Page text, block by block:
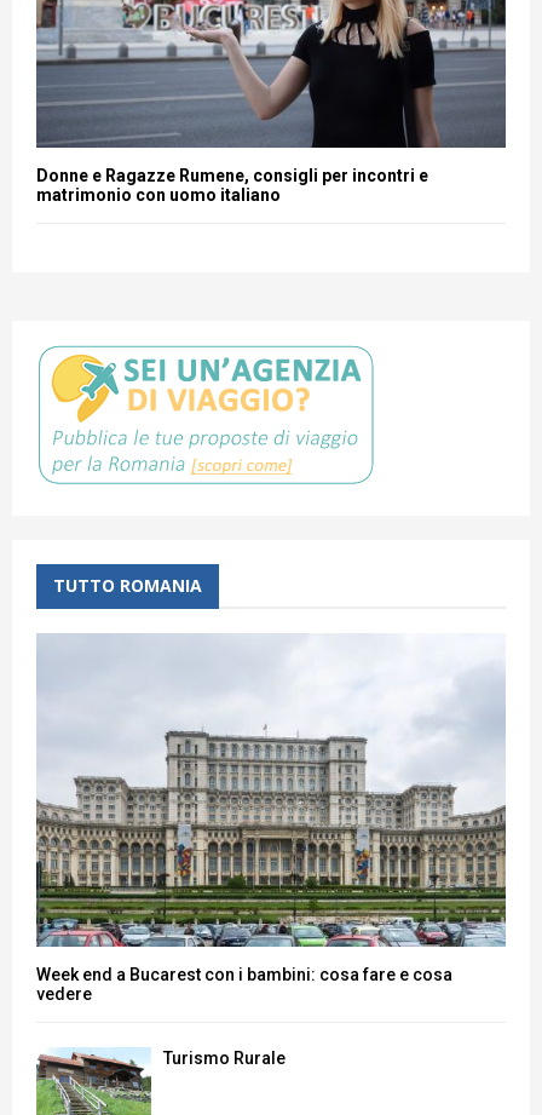
Donne e Ragazze Rumene, consigli per incontri e
matrimonio con uomo italiano
TUTTO ROMANIA
Week end a Bucarest con i bambini: cosa fare e cosa
vedere
Turismo Rurale